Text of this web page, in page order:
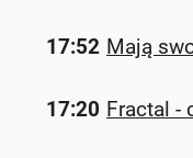
17:52 Mają
17:20 Fractal -